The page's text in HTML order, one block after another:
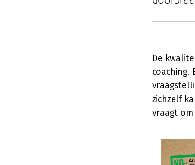
De
coaching.
zichzelf
vraagt om